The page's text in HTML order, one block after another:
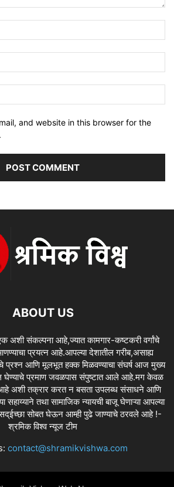
and website in this browser for the
ABOUT US
अशी संकल्पना आहे,ज्यात कामगार-कष्टकरी वर्गांचे
प्रयत्न आहे.आपल्या देशातील गरीब,असाह्य
प्रश्न आणि मूलभूत हक्क मिळवण्याचा संघर्ष आज मुख्य
घेण्याचे प्रमाण जवळपास संपुष्टात आले आहे.मग केवळ
अशी तक्रार करत न बसता उपलब्ध संसाधने आणि
सहाय्याने तथा सामाजिक न्यायची बाजू घेणाऱ्या आपल्या
सद्ईच्छा सोबत घेऊन आम्ही पुढे जाण्याचे ठरवले आहे !-
श्रमिक विश्व न्यूज टीम
contact@shramikvishwa.com